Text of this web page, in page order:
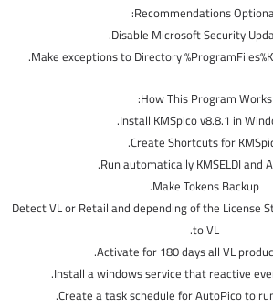
Recommendations
How This Program Works:
Install KMSpico v8.8.1 in
Create Shortcuts for
Run automatically KMSELDI and
Make Tokens Backup.
Detect VL or Retail and depending of the License
to VL.
Activate for 180 days all VL
Install a windows service that reactive
Create a task schedule for AutoPico to